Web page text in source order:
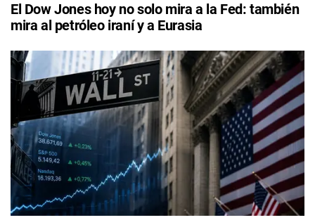
El Dow Jones hoy no solo mira a la Fed: también
mira al petróleo iraní y a Eurasia